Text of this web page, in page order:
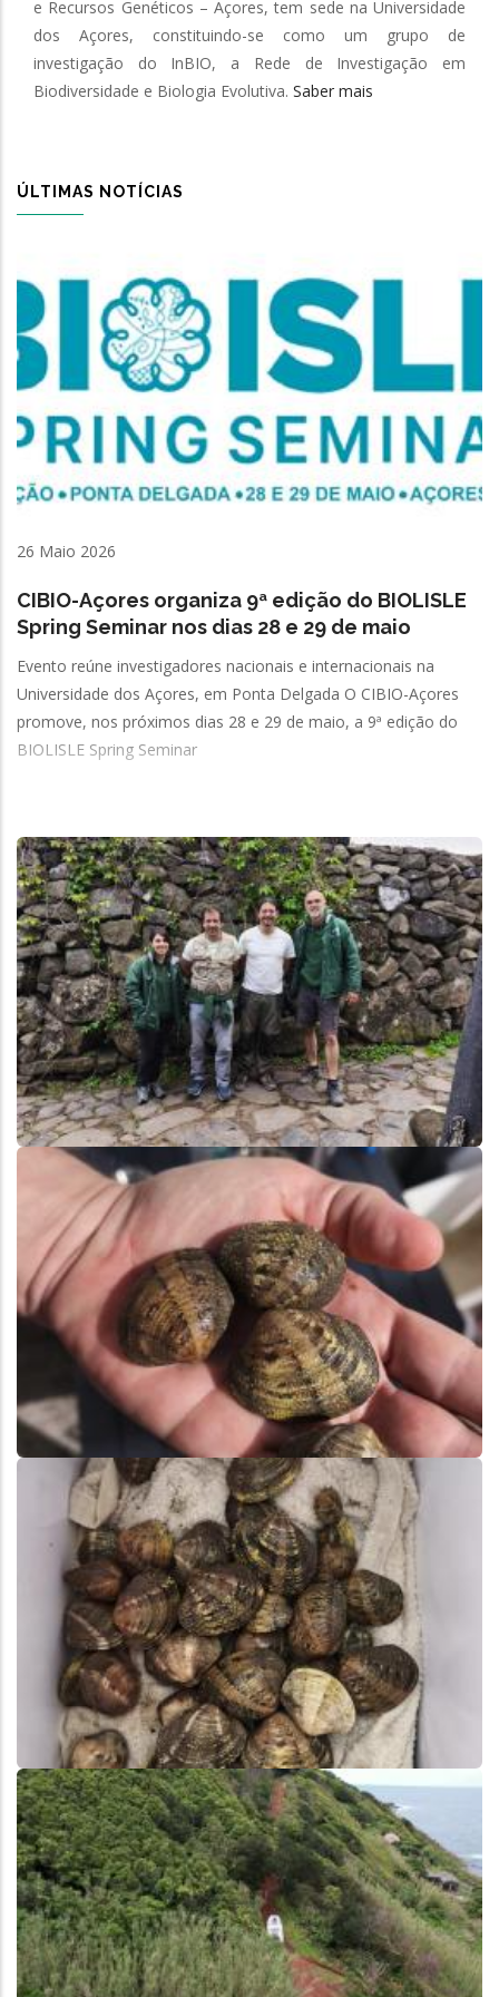
e Recursos Genéticos – Açores, tem sede na Universidade
dos Açores, constituindo-se como um grupo de
investigação do InBIO, a Rede de Investigação em
Biodiversidade e Biologia Evolutiva. Saber mais
ÚLTIMAS NOTÍCIAS
26 Maio 2026
CIBIO-Açores organiza 9ª edição do BIOLISLE
Spring Seminar nos dias 28 e 29 de maio
Evento reúne investigadores nacionais e internacionais na
Universidade dos Açores, em Ponta Delgada O CIBIO-Açores
promove, nos próximos dias 28 e 29 de maio, a 9ª edição do
BIOLISLE Spring Seminar